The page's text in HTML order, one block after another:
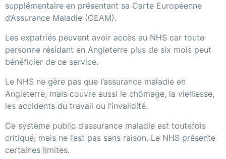
supplémentaire en présentant sa Carte Européenne
d’Assurance Maladie (CEAM).
Les expatriés peuvent avoir accès au NHS car toute
personne résidant en Angleterre plus de six mois peut
bénéficier de ce service.
Le NHS ne gère pas que l’assurance maladie en
Angleterre, mais couvre aussi le chômage, la vieillesse,
les accidents du travail ou l’invalidité.
Ce système public d’assurance maladie est toutefois
critiqué, mais ne l’est pas sans raison. Le NHS présente
certaines limites.